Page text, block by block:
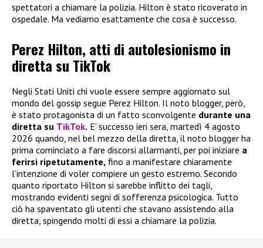
spettatori a chiamare la polizia. Hilton è stato ricoverato in
ospedale. Ma vediamo esattamente che cosa è successo.
Perez Hilton, atti di autolesionismo in
diretta su TikTok
Negli Stati Uniti chi vuole essere sempre aggiornato sul
mondo del gossip segue Perez Hilton. Il noto blogger, però,
è stato protagonista di un fatto sconvolgente durante una
diretta su TikTok. E’ successo ieri sera, martedì 4 agosto
2026 quando, nel bel mezzo della diretta, il noto blogger ha
prima cominciato a fare discorsi allarmanti, per poi iniziare a
ferirsi ripetutamente, fino a manifestare chiaramente
l’intenzione di voler compiere un gesto estremo. Secondo
quanto riportato Hilton si sarebbe inflitto dei tagli,
mostrando evidenti segni di sofferenza psicologica. Tutto
ciò ha spaventato gli utenti che stavano assistendo alla
diretta, spingendo molti di essi a chiamare la polizia.